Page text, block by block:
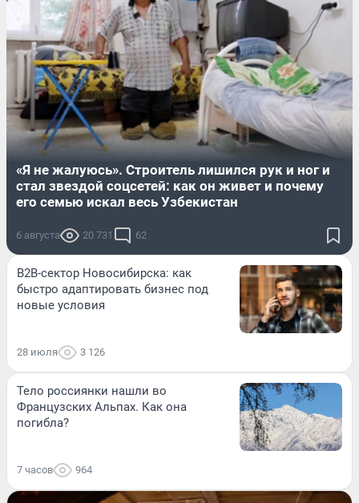
«Я не жалуюсь». Строитель лишился рук и ног и
стал звездой соцсетей: как он живет и почему
его семью искал весь Узбекистан
6 августа 20 731 62
B2B-сектор Новосибирска: как
быстро адаптировать бизнес под
новые условия
28 июля 3 126
Тело россиянки нашли во
Французских Альпах. Как она
погибла?
7 часов 964